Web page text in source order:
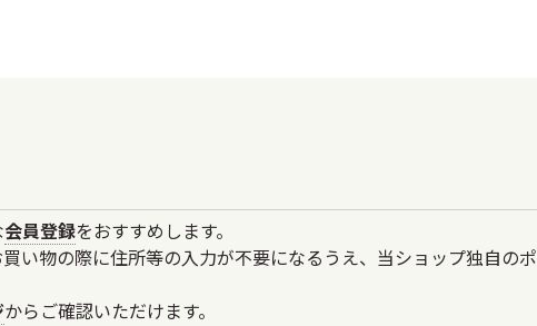
会員登録をおすすめします。
い物の際に住所等の入力が不要になるうえ、当ショップ独自の
からご確認いただけます。